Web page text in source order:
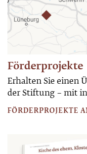
Förderprojekte
Erhalten Sie einen
der Stiftung – mit
FÖRDERPROJEKTE